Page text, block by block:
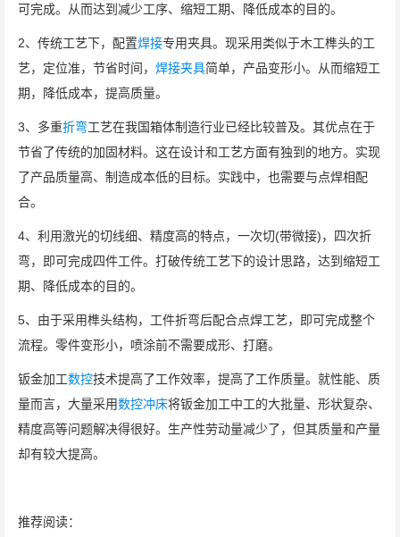
可完成。从而达到减少工序、缩短工期、降低成本的目的。
2、传统工艺下，配置焊接专用夹具。现采用类似于木工榫头的工
艺，定位准，节省时间， 焊接夹具简单，产品变形小。从而缩短工
期，降低成本，提高质量。
3、多重折弯工艺在我国箱体制造行业已经比较普及。其优点在于
节省了传统的加固材料。这在设计和工艺方面有独到的地方。实现
了产品质量高、制造成本低的目标。实践中，也需要与点焊相配
合。
4、利用激光的切线细、精度高的特点，一次切(带微接)，四次折
弯，即可完成四件工件。打破传统工艺下的设计思路，达到缩短工
期、降低成本的目的。
5、由于采用榫头结构，工件折弯后配合点焊工艺，即可完成整个
流程。零件变形小，喷涂前不需要成形、打磨。
钣金加工数控技术提高了工作效率，提高了工作质量。就性能、质
量而言，大量采用数控冲床将钣金加工中工的大批量、形状复杂、
精度高等问题解决得很好。生产性劳动量减少了，但其质量和产量
却有较大提高。
推荐阅读：